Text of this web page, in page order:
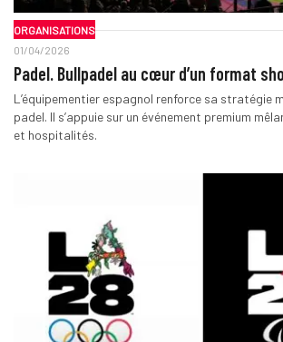
ORGANISATIONS
01/04/2026
Padel. Bullpadel au cœur d’un format
L’équipementier espagnol renforce sa stratégie
padel. Il s’appuie sur un événement premium
et hospitalités.